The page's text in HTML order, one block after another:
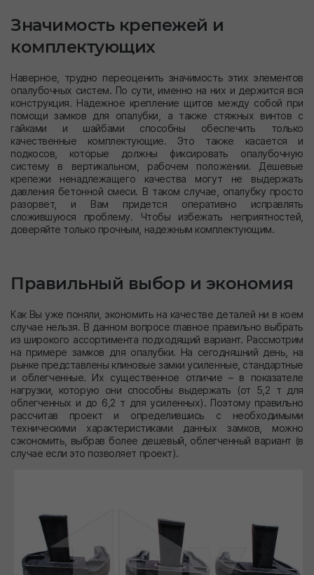
Значимость крепежей и
комплектующих
Наверное, трудно переоценить значимость этих элементов
опалубочных систем. По сути, именно на них и держится вся
конструкция. Надежное крепление щитов между собой при
помощи замков для опалубки, а также стяжных винтов с
гайками и шайбами способны обеспечить только
качественные комплектующие. Это также касается и
подкосов, которые должны фиксировать опалубочную
систему в вертикальном, рабочем положении. Дешевые
крепежи ненадлежащего качества могут не выдержать
давления бетонной смеси. В таком случае, опалубку просто
разорвет, и Вам придется оперативно исправлять
сложившуюся проблему. Чтобы избежать неприятностей,
доверяйте только прочным, надежным комплектующим.
Правильный выбор и экономия
Как Вы уже поняли, экономить на качестве деталей ни в коем
случае нельзя. В данном вопросе главное правильно выбрать
из широкого ассортимента подходящий вариант. Рассмотрим
на примере замков для опалубки. На сегодняшний день, на
рынке представлены клиновые замки усиленные, стандартные
и облегченные. Их существенное отличие – в показателе
нагрузки, которую они способны выдержать (от 5,2 т для
облегченных и до 6,2 т для усиленных). Поэтому правильно
рассчитав проект и определившись с необходимыми
техническими характеристиками данных замков, можно
сэкономить, выбрав более дешевый, облегченный вариант (в
случае если это позволяет проект).